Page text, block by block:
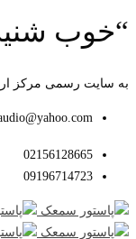
“خوب
به سایت رسمی مرکز
02156128665
09196714723